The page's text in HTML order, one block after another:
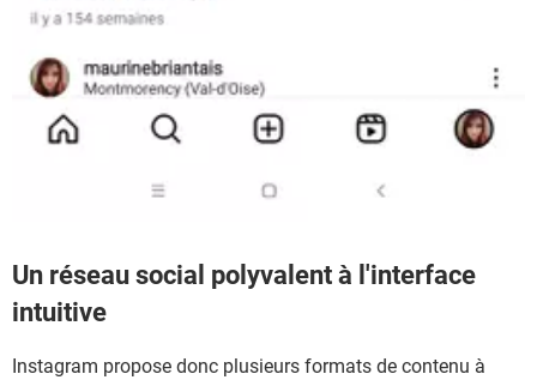
Un réseau social polyvalent à l'interface
intuitive
Instagram propose donc plusieurs formats de contenu à